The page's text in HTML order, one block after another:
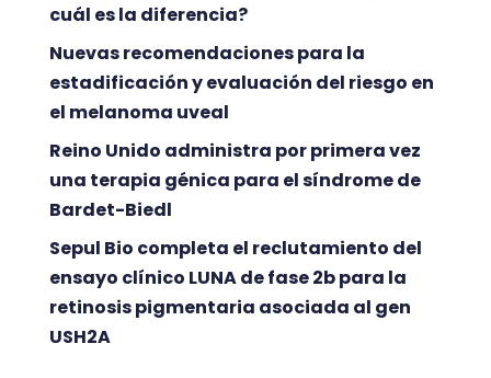
cuál es la diferencia?
Nuevas recomendaciones para la
estadificación y evaluación del riesgo en
el melanoma uveal
Reino Unido administra por primera vez
una terapia génica para el síndrome de
Bardet-Biedl
Sepul Bio completa el reclutamiento del
ensayo clínico LUNA de fase 2b para la
retinosis pigmentaria asociada al gen
USH2A